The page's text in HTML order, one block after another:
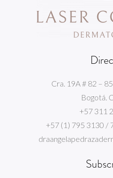
Cra. 19A # 82 –
Bogotá.
+57 311
+57 (1) 795 3130 /